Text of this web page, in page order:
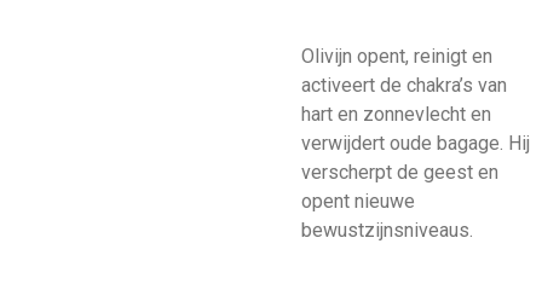
Olivijn opent, reinigt en
activeert de chakra’s van
hart en zonnevlecht en
verwijdert oude bagage. Hij
verscherpt de geest en
opent nieuwe
bewustzijnsniveaus.